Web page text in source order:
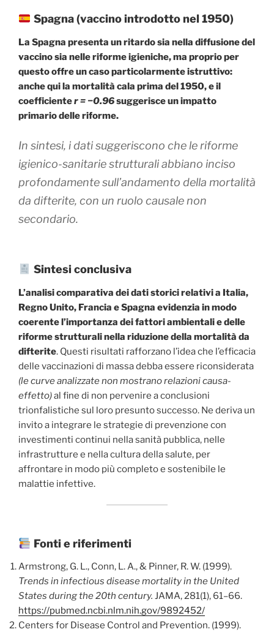
Spagna (vaccino introdotto nel 1950)
La Spagna presenta un ritardo sia nella diffusione del
vaccino sia nelle riforme igieniche, ma proprio per
questo offre un caso particolarmente istruttivo:
anche qui la mortalità cala prima del 1950, e il
coefficienter = −0.96suggerisce un impatto
primario delle riforme.
In sintesi, i dati suggeriscono che le riforme
igienico-sanitarie strutturali abbiano inciso
profondamente sull’andamento della mortalità
da difterite, con un ruolo causale non
secondario.
Sintesi conclusiva
L’analisi comparativa dei dati storici relativi a Italia,
Regno Unito, Francia e Spagna evidenzia in modo
coerente l’importanza dei fattori ambientali e delle
riforme strutturali nella riduzione della mortalità da
difterite. Questi risultati rafforzano l’idea che l’efficacia
delle vaccinazioni di massa debba essere riconsiderata
(le curve analizzate non mostrano relazioni causa-
effetto)al fine di non pervenire a conclusioni
trionfalistiche sul loro presunto successo. Ne deriva un
invito a integrare le strategie di prevenzione con
investimenti continui nella sanità pubblica, nelle
infrastrutture e nella cultura della salute, per
affrontare in modo più completo e sostenibile le
malattie infettive.
Fonti e riferimenti
Armstrong, G. L., Conn, L. A., & Pinner, R. W. (1999).
Trends in infectious disease mortality in the United
States during the 20th century. JAMA, 281(1), 61–66.
https://pubmed.ncbi.nlm.nih.gov/9892452/
Centers for Disease Control and Prevention. (1999).